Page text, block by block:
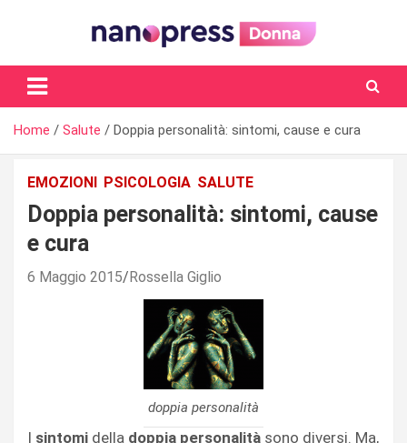
Il magazine femminile di Nanopress.it
Home Salute Doppia personalità: sintomi, cause e cura
EMOZIONI PSICOLOGIA SALUTE
Doppia personalità: sintomi, cause
e cura
6 Maggio 2015 Rossella Giglio
doppia personalità
I sintomi della doppia personalità sono diversi. Ma,